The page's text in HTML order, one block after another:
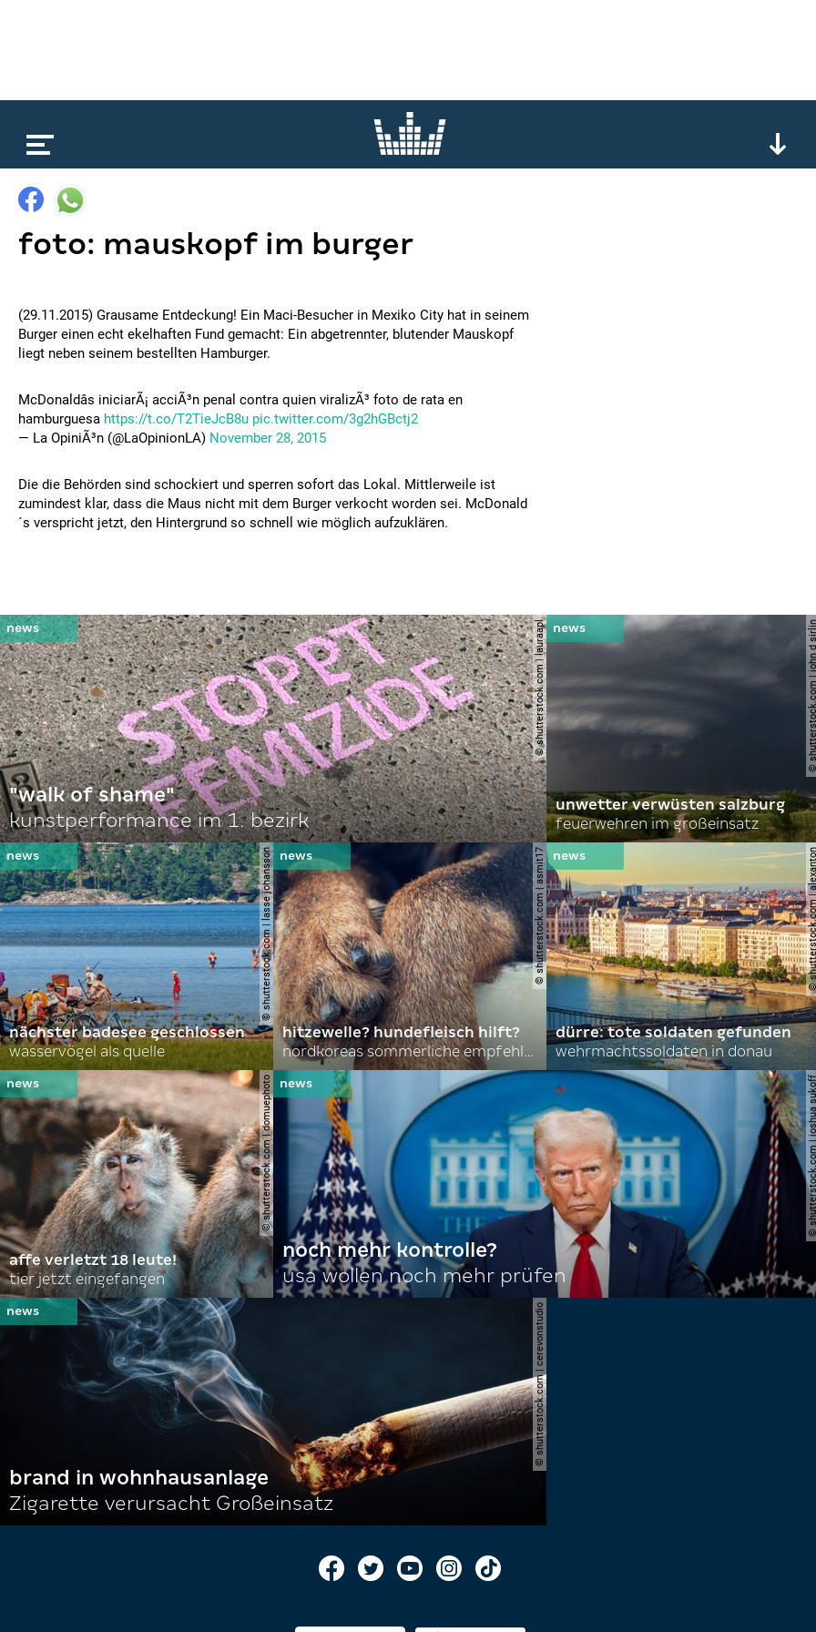
foto: mauskopf im burger
(29.11.2015) Grausame Entdeckung! Ein Maci-Besucher in Mexiko City hat in seinem
Burger einen echt ekelhaften Fund gemacht: Ein abgetrennter, blutender Mauskopf
liegt neben seinem bestellten Hamburger.
McDonaldâs iniciarÃ¡ acciÃ³n penal contra quien viralizÃ³ foto de rata en
hamburguesa https://t.co/T2TieJcB8u pic.twitter.com/3g2hGBctj2
— La OpiniÃ³n (@LaOpinionLA) November 28, 2015
Die die Behörden sind schockiert und sperren sofort das Lokal. Mittlerweile ist
zumindest klar, dass die Maus nicht mit dem Burger verkocht worden sei. McDonald
´s verspricht jetzt, den Hintergrund so schnell wie möglich aufzuklären.
© shutterstock.com | lauraapl
"walk of shame"
kunstperformance im 1. bezirk
©
unwetter verwüsten salzburg
feuerwehren im großeinsatz
© shutterstock.com | lasse johansson
nächster badesee geschlossen
wasservögel als quelle
© shutterstock.com | asmit17
hitzewelle? hundefleisch hilft?
nordkoreas sommerliche empfehlungen
©
dürre: tote soldaten gefunden
wehrmachtssoldaten in donau
© shutterstock.com | domuephoto
affe verletzt 18 leute!
tier jetzt eingefangen
©
noch mehr kontrolle?
usa wollen noch mehr prüfen
© shutterstock.com | cerevonstudio
brand in wohnhausanlage
Zigarette verursacht Großeinsatz